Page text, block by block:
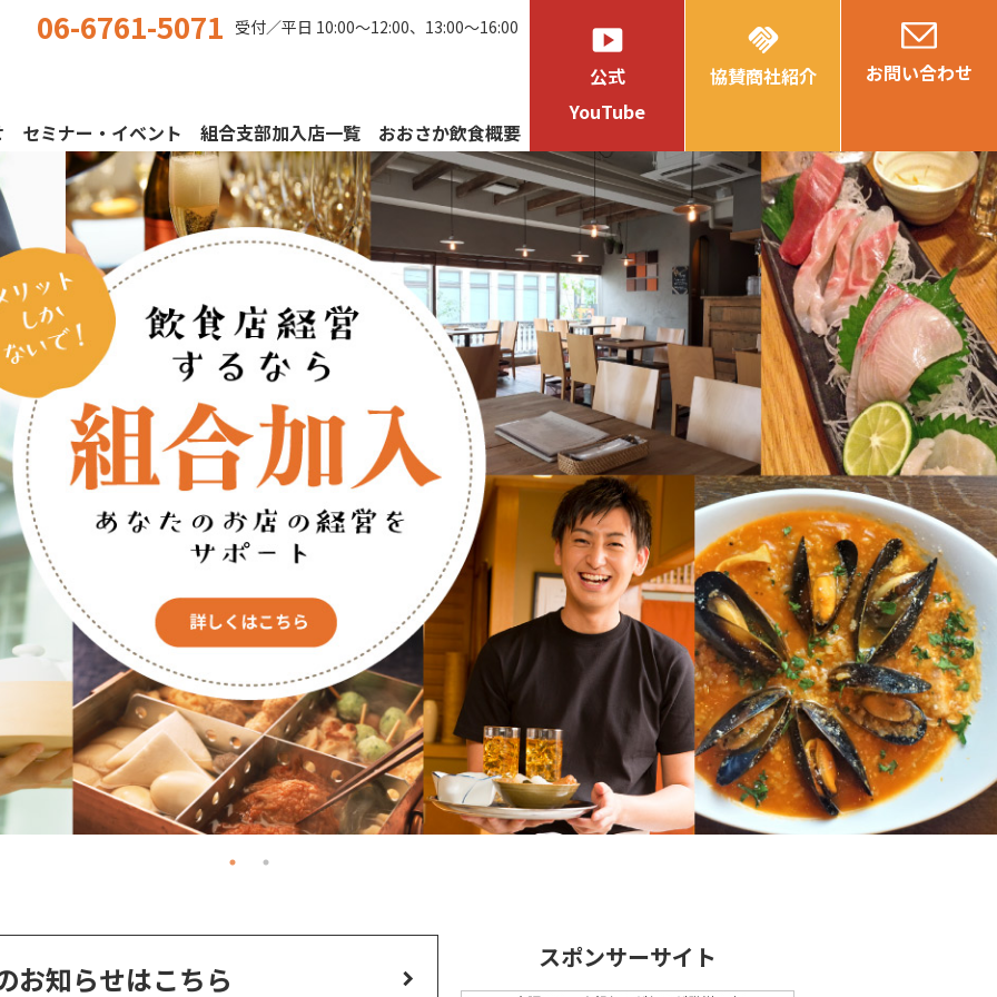
セミナー・イベント 組合支部加入店一覧 おおさか飲食概要
06-6761-5071 受付／平日 10:00〜12:00、13:00〜16:00 smart_display
公式
YouTube
handshake
協賛商社紹介 お問い合わせ
お知らせはこちら
スポンサーサイト